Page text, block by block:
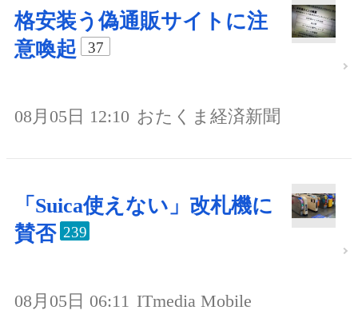
格安装う偽通販サイトに注
意喚起
37
08月05日 12:10 おたくま経済新聞
「Suica使えない」改札機に
賛否 239
08月05日 06:11 ITmedia Mobile